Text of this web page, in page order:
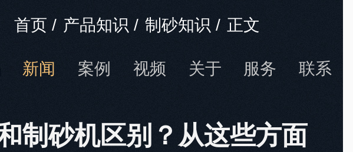
首页 / 产品知识 / 制砂知识 / 正文
新闻 案例 视频 关于 服务 联系
制砂机区别？从这些方面